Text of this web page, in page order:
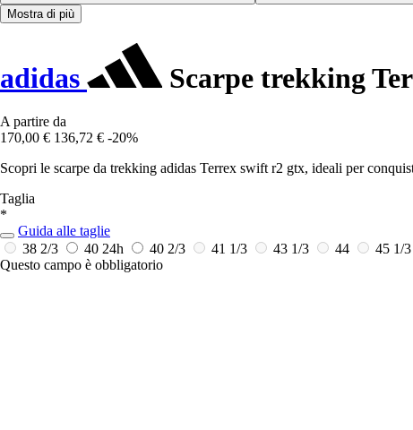
Mostra di più
adidas Scarpe trekking
A partire da
170,00 € 136,72 € -20%
Scopri le scarpe da trekking adidas Terrex swift r2 gtx, ideali per
Taglia
*
Guida alle taglie
38 2/3
40 24h 40 2/3 41 1/3 43 1/3 44
45 1/3
Questo campo è obbligatorio